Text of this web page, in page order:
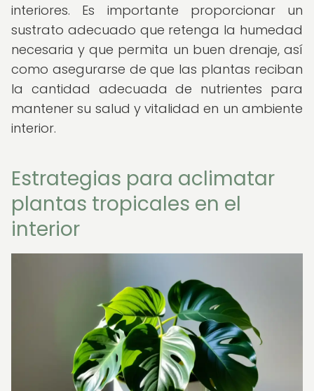
interiores. Es importante proporcionar un
sustrato adecuado que retenga la humedad
necesaria y que permita un buen drenaje, así
como asegurarse de que las plantas reciban
la cantidad adecuada de nutrientes para
mantener su salud y vitalidad en un ambiente
interior.
Estrategias para aclimatar
plantas tropicales en el
interior